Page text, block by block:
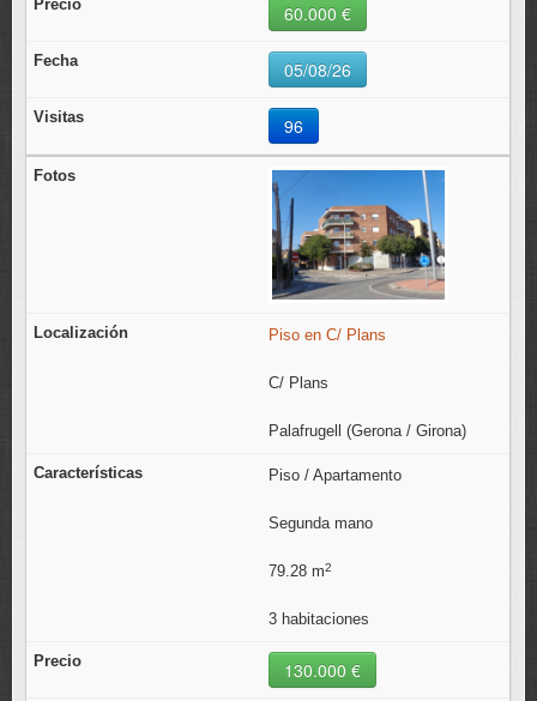
60.000 €
05/08/26
96
Piso en C/ Plans
C/ Plans
Palafrugell (Gerona / Girona)
Piso / Apartamento
Segunda mano
79.28 m2
3 habitaciones
130.000 €